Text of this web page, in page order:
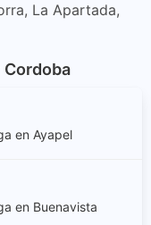
La Apartada,
en Ayapel
en Buenavista